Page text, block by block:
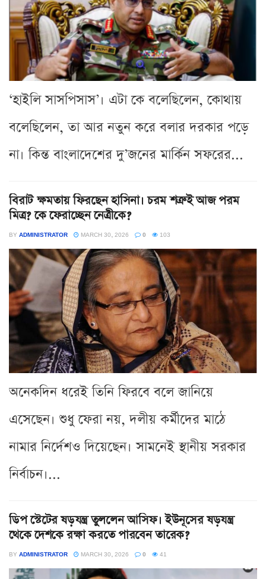
‘হাইলি সাসপিসাস’। এটা কে বলেছিলেন, কোথায়
বলেছিলেন, তা আর নতুন করে বলার দরকার পড়ে
না। কিন্ত বাংলাদেশের দু’জনের মার্কিন সফরের...
বিরাট ক্ষমতায় ফিরছেন হাসিনা। চরম শত্রুই আজ পরম
মিত্র? কে ফেরাচ্ছেন নেত্রীকে?
BY ADMINISTRATOR MARCH 30, 2026 0 103
অনেকদিন ধরেই তিনি ফিরবে বলে জানিয়ে
এসেছেন। শুধু ফেরা নয়, দলীয় কর্মীদের মাঠে
নামার নির্দেশও দিয়েছেন। সামনেই স্থানীয় সরকার
নির্বাচন।...
ডিপ স্টেটের ষড়যন্ত্র তুললেন আসিফ। ইউনূসের ষড়যন্ত্র
থেকে দেশকে রক্ষা করতে পারবেন তারেক?
BY ADMINISTRATOR MARCH 30, 2026 0 41